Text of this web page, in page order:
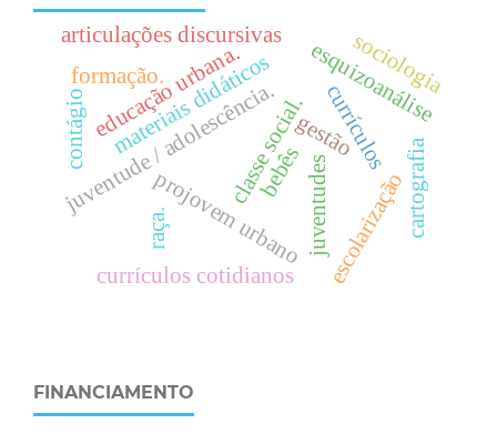
currículos
projovem urbano
juventude / adolescência.
e
d
u
c
a
ç
ã
o
u
r
b
a
n
a
.
c
l
a
s
s
e
s
o
c
i
a
l
.
raça.
gestão
juventudesescolarização
materiais didáticos
currículos cotidianos
esquizoanálise
formação.
bebês
contágio
cartografia
articulações discursivas sociologia
FINANCIAMENTO